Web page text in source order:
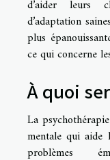
d’aider leurs
d’adaptation
plus
ce qui concerne
À quoi
La
mentale qui aide
problèmes